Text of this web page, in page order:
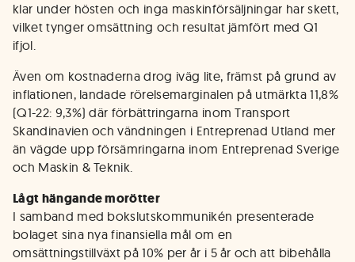
klar under hösten och inga maskinförsäljningar har skett,
vilket tynger omsättning och resultat jämfört med Q1
ifjol.
Även om kostnaderna drog iväg lite, främst på grund av
inflationen, landade rörelsemarginalen på utmärkta 11,8%
(Q1-22: 9,3%) där förbättringarna inom Transport
Skandinavien och vändningen i Entreprenad Utland mer
än vägde upp försämringarna inom Entreprenad Sverige
och Maskin & Teknik.
Lågt hängande morötter
I samband med bokslutskommunikén presenterade
bolaget sina nya finansiella mål om en
omsättningstillväxt på 10% per år i 5 år och att bibehålla